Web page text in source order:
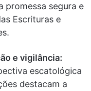
promessa segura e
Escrituras e
e vigilância:
escatológica
destacam a